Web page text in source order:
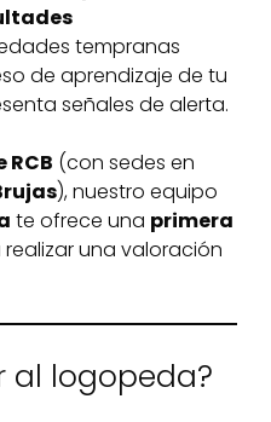
tempranas
de aprendizaje de tu
señales de alerta.
(con sedes en
), nuestro equipo
te ofrece una primera
una valoración
al logopeda?